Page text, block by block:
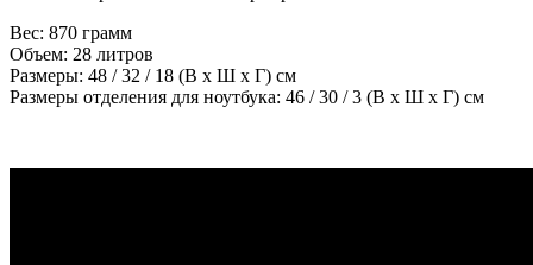
Вес: 870 грамм
Объем: 28 литров
Размеры: 48 / 32 / 18 (В x Ш x Г) см
Размеры отделения для ноутбука: 46 / 30 / 3 (В x Ш x Г) см